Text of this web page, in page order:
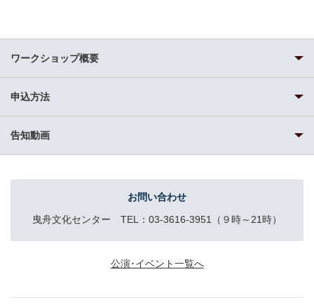
ワークショップ概要
申込方法
告知動画
お問い合わせ
曳舟文化センター TEL：03-3616-3951（９時～21時）
公演･イベント一覧へ